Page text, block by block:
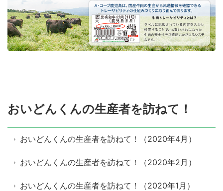
おいどんくんの生産者を訪ねて！
おいどんくんの生産者を訪ねて！（2020年4月）
おいどんくんの生産者を訪ねて！（2020年2月）
おいどんくんの生産者を訪ねて！（2020年1月）